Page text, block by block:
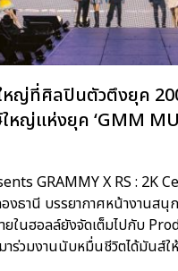
หญ่ที่ศิลปินตัวตึงยุค
ญ่แห่งยุค ‘GMM
GRAMMY X RS : 2K
ธานี บรรยากาศหน้างานส
นฮอลล์ยังจัดเต็มไปกับ
ร่วมงานนับหมื่นชีวิตได้มันส์ใ